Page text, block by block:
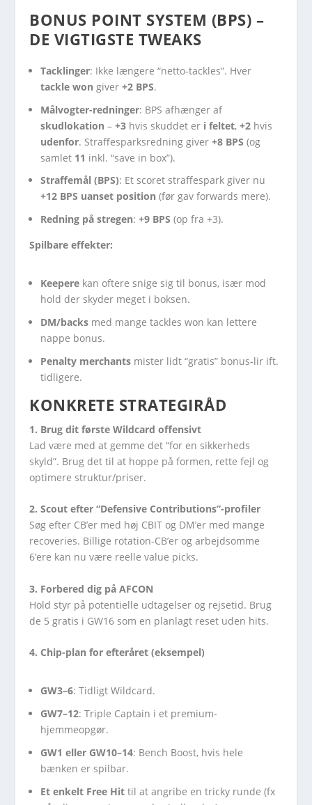
BONUS POINT SYSTEM (BPS) –
DE VIGTIGSTE TWEAKS
Tacklinger: Ikke længere “netto-tackles”. Hver
tackle won giver+2 BPS.
Målvogter-redninger: BPS afhænger af
skudlokation –+3 hvis skuddet er i feltet,+2 hvis
udenfor. Straffesparksredning giver+8 BPS (og
samlet 11 inkl. “save in box”).
Straffemål (BPS): Et scoret straffespark giver nu
+12 BPS uanset position (før gav forwards mere).
Redning på stregen:+9 BPS (op fra +3).
Spilbare effekter:
Keepere kan oftere snige sig til bonus, især mod
hold der skyder meget i boksen.
DM/backs med mange tackles won kan lettere
nappe bonus.
Penalty merchants mister lidt “gratis” bonus-lir ift.
tidligere.
KONKRETE STRATEGIRÅD
1. Brug dit første Wildcard offensivt
Lad være med at gemme det “for en sikkerheds
skyld”. Brug det til at hoppe på formen, rette fejl og
optimere struktur/priser.
2. Scout efter “Defensive Contributions”-profiler
Søg efter CB’er med høj CBIT og DM’er med mange
recoveries. Billige rotation-CB’er og arbejdsomme
6’ere kan nu være reelle value picks.
3. Forbered dig på AFCON
Hold styr på potentielle udtagelser og rejsetid. Brug
de 5 gratis i GW16 som en planlagt reset uden hits.
4. Chip-plan for efteråret (eksempel)
GW3–6: Tidligt Wildcard.
GW7–12: Triple Captain i et premium-
hjemmeopgør.
GW1 eller GW10–14: Bench Boost, hvis hele
bænken er spilbar.
Et enkelt Free Hit til at angribe en tricky runde (fx